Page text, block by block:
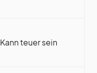
Kann teuer sein